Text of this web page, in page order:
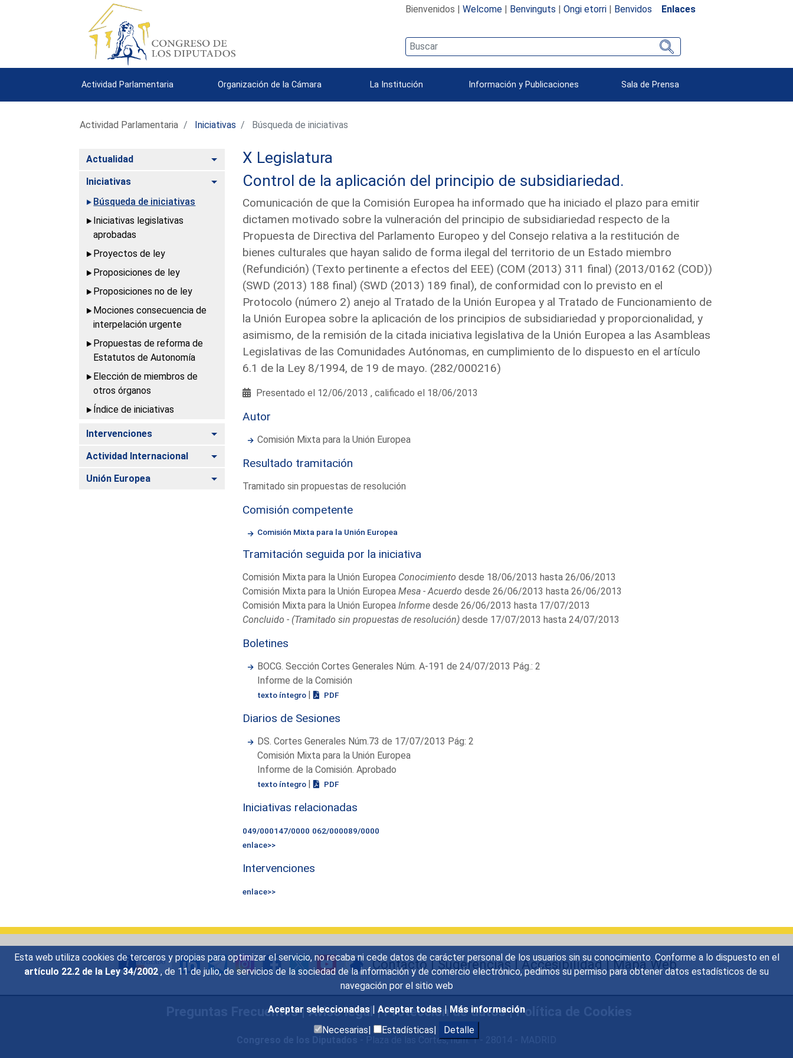
Esta web utiliza cookies de terceros y propias para optimizar el servicio, no recaba ni cede datos de carácter personal de los usuarios sin su conocimiento. Conforme a lo dispuesto en el
artículo 22.2 de la Ley 34/2002 , de 11 de julio, de servicios de la sociedad de la información y de comercio electrónico, pedimos su permiso para obtener datos estadísticos de su
navegación por el sitio web
Aceptar seleccionadas | Aceptar todas | Más información
Necesarias|
Estadísticas| Detalle
Bienvenidos | Welcome| Benvinguts | Ongi etorri| Benvidos Enlaces
Actividad Parlamentaria Organización de la Cámara La Institución Información y Publicaciones Sala de Prensa
Actividad Parlamentaria Iniciativas Búsqueda de iniciativas
Actualidad Alternar
Iniciativas
Alternar
Búsqueda de iniciativas
Iniciativas legislativas
aprobadas
Proyectos de ley
Proposiciones de ley
Proposiciones no de ley
Mociones consecuencia de
interpelación urgente
Propuestas de reforma de
Estatutos de Autonomía
Elección de miembros de
otros órganos
Índice de iniciativas
Intervenciones Alternar
Actividad Internacional Alternar
Unión Europea Alternar
X Legislatura
Control de la aplicación del principio de subsidiariedad.
Comunicación de que la Comisión Europea ha informado que ha iniciado el plazo para emitir
dictamen motivado sobre la vulneración del principio de subsidiariedad respecto de la
Propuesta de Directiva del Parlamento Europeo y del Consejo relativa a la restitución de
bienes culturales que hayan salido de forma ilegal del territorio de un Estado miembro
(Refundición) (Texto pertinente a efectos del EEE) (COM (2013) 311 final) (2013/0162 (COD))
(SWD (2013) 188 final) (SWD (2013) 189 final), de conformidad con lo previsto en el
Protocolo (número 2) anejo al Tratado de la Unión Europea y al Tratado de Funcionamiento de
la Unión Europea sobre la aplicación de los principios de subsidiariedad y proporcionalidad, y
asimismo, de la remisión de la citada iniciativa legislativa de la Unión Europea a las Asambleas
Legislativas de las Comunidades Autónomas, en cumplimiento de lo dispuesto en el artículo
6.1 de la Ley 8/1994, de 19 de mayo. (282/000216)
Presentado el 12/06/2013 , calificado el 18/06/2013
Autor
Comisión Mixta para la Unión Europea
Resultado tramitación
Tramitado sin propuestas de resolución
Comisión competente
Comisión Mixta para la Unión Europea
Tramitación seguida por la iniciativa
Comisión Mixta para la Unión Europea Conocimiento desde 18/06/2013 hasta 26/06/2013
Comisión Mixta para la Unión Europea Mesa - Acuerdo desde 26/06/2013 hasta 26/06/2013
Comisión Mixta para la Unión Europea Informedesde 26/06/2013 hasta 17/07/2013
Concluido - (Tramitado sin propuestas de resolución)desde 17/07/2013 hasta 24/07/2013
Boletines
BOCG. Sección Cortes Generales Núm. A-191 de 24/07/2013 Pág.: 2
Informe de la Comisión
texto íntegro | PDF
Diarios de Sesiones
DS. Cortes Generales Núm.73 de 17/07/2013 Pág: 2
Comisión Mixta para la Unión Europea
Informe de la Comisión. Aprobado
texto íntegro | PDF
Iniciativas relacionadas
049/000147/0000 062/000089/0000
enlace>>
Intervenciones
enlace>>
Contacto|Sugerencias|Accesibilidad|Mapa Web
Preguntas Frecuentes|Aviso legal|Protección de datos|Política de Cookies
- Plaza de las Cortes, núm. 1 - 28014 - MADRID